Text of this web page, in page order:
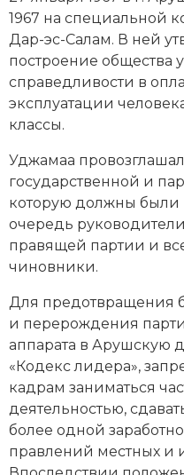
1967 на специальной
Дар-эс-Салам. В ней
построение общества
справедливости в
эксплуатации
классы.
Уджамаа
государственной и
которую должны были
очередь
правящей партии и
чиновники.
Для предотвращения
и перерождения
аппарата в Арушскую
«Кодекс лидера»,
кадрам заниматься
деятельностью,
более одной
правлений местных и